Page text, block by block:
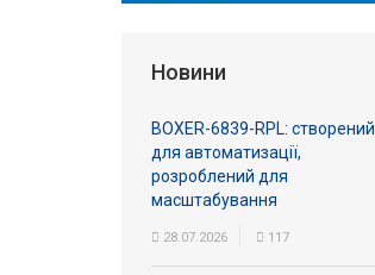
Підтримка
Новини
BOXER-6839-RPL: створений
для автоматизації,
розроблений для
масштабування
28.07.2026 117